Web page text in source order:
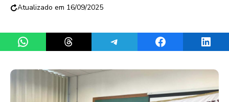
16/09/2025
Share on WhatsAppShare on ThreadsShare on TelegramShare on Facebook